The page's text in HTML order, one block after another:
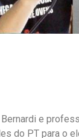
e
do PT para o